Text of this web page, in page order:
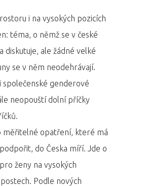
i na vysokých pozicích
téma, o němž se v české
diskutuje, ale žádné velké
se v něm neodehrávají.
společenské genderové
neopouští dolní příčky
měřitelné opatření, které má
do Česka míří. Jde o
ženy na vysokých
Podle nových